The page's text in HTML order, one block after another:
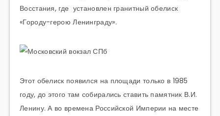
Восстания, где установлен гранитный обелиск
«Городу-герою Ленинграду».
Этот обелиск появился на площади только в 1985
году, до этого там собирались ставить памятник В.И.
Ленину. А во времена Российской Империи на месте